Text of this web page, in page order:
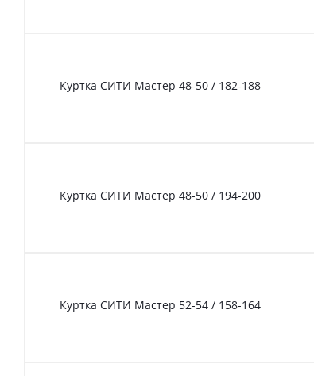
Куртка СИТИ Мастер 48-50 / 182-188
Куртка СИТИ Мастер 48-50 / 194-200
Куртка СИТИ Мастер 52-54 / 158-164